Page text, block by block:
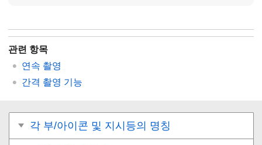
관련 항목
연속 촬영
간격 촬영 기능
각 부/아이콘 및 지시등의 명칭